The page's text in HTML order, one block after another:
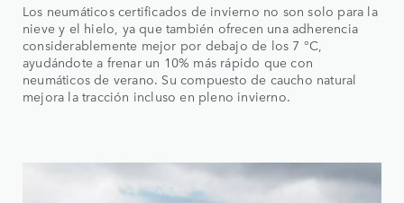
Los neumáticos certificados de invierno no son solo para la
nieve y el hielo, ya que también ofrecen una adherencia
considerablemente mejor por debajo de los 7 °C,
ayudándote a frenar un 10% más rápido que con
neumáticos de verano. Su compuesto de caucho natural
mejora la tracción incluso en pleno invierno.